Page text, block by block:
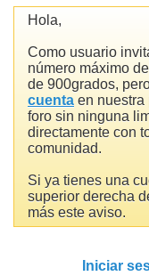
Hola,
Como usuario
número máximo
de 900grados,
cuenta en nuestra
foro sin ninguna
directamente con
comunidad.
Si ya tienes una
superior derecha
más este aviso.
Iniciar